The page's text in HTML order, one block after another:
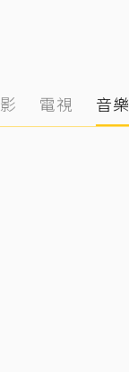
電視 音樂